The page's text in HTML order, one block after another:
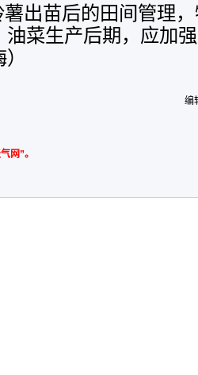
出苗后的田间管理
油菜生产后期，应加
编
网”。